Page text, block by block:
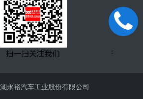
永裕汽车工业股份有限公司
：